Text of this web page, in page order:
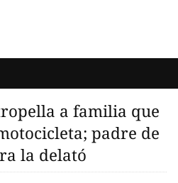
a familia que
padre de
la delató